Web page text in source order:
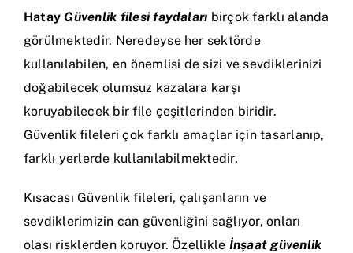
Hatay Güvenlik filesi faydaları birçok farklı alanda
görülmektedir. Neredeyse her sektörde
kullanılabilen, en önemlisi de sizi ve sevdiklerinizi
doğabilecek olumsuz kazalara karşı
koruyabilecek bir file çeşitlerinden biridir.
Güvenlik fileleri çok farklı amaçlar için tasarlanıp,
farklı yerlerde kullanılabilmektedir.
Kısacası Güvenlik fileleri, çalışanların ve
sevdiklerimizin can güvenliğini sağlıyor, onları
olası risklerden koruyor. Özellikle İnşaat güvenlik